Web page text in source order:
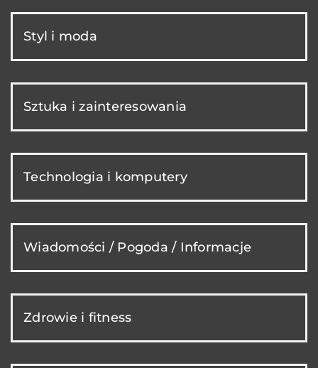
Styl i moda
Sztuka i zainteresowania
Technologia i komputery
Wiadomości / Pogoda / Informacje
Zdrowie i fitness